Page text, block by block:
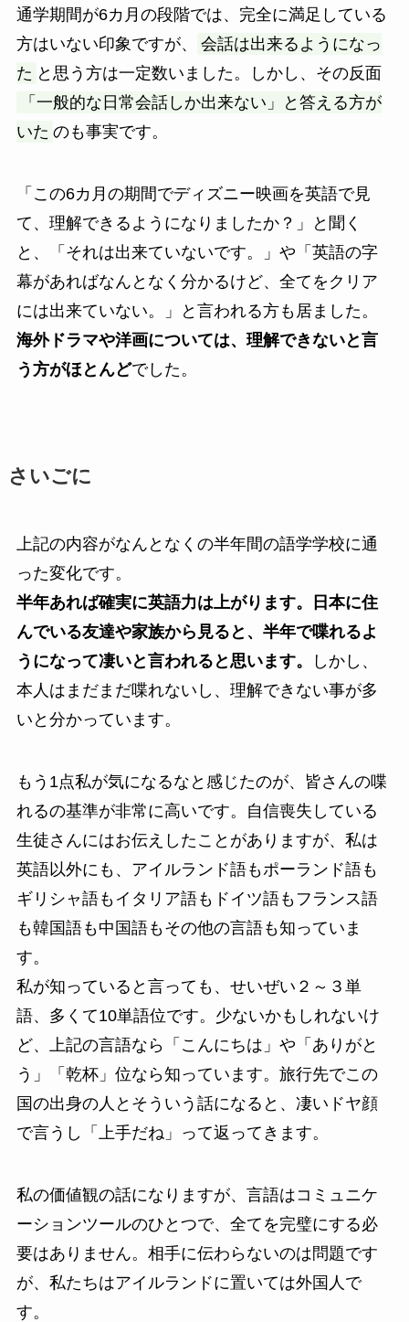
通学期間が6カ月の段階では、完全に満足している
方はいない印象ですが、
会話は出来るようになっ
た と思う方は一定数いました。しかし、その反面
「一般的な日常会話しか出来ない」と答える方が
いた のも事実です。
「この6カ月の期間でディズニー映画を英語で見
て、理解できるようになりましたか？」と聞く
と、「それは出来ていないです。」や「英語の字
幕があればなんとなく分かるけど、全てをクリア
には出来ていない。」と言われる方も居ました。
海外ドラマや洋画については、理解できないと言
う方がほとんどでした。
さいごに
上記の内容がなんとなくの半年間の語学学校に通
った変化です。
半年あれば確実に英語力は上がります。日本に住
んでいる友達や家族から見ると、半年で喋れるよ
うになって凄いと言われると思います。
しかし、
本人はまだまだ喋れないし、理解できない事が多
いと分かっています。
もう1点私が気になるなと感じたのが、皆さんの喋
れるの基準が非常に高いです。自信喪失している
生徒さんにはお伝えしたことがありますが、私は
英語以外にも、アイルランド語もポーランド語も
ギリシャ語もイタリア語もドイツ語もフランス語
も韓国語も中国語もその他の言語も知っていま
す。
私が知っていると言っても、せいぜい２～３単
語、多くて10単語位です。少ないかもしれないけ
ど、上記の言語なら「こんにちは」や「ありがと
う」「乾杯」位なら知っています。旅行先でこの
国の出身の人とそういう話になると、凄いドヤ顔
で言うし「上手だね」って返ってきます。
私の価値観の話になりますが、言語はコミュニケ
ーションツールのひとつで、全てを完璧にする必
要はありません。相手に伝わらないのは問題です
が、私たちはアイルランドに置いては外国人で
す。